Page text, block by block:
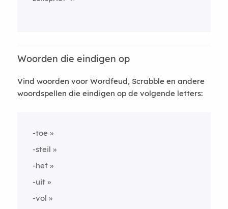
Woorden die eindigen op
Vind woorden voor Wordfeud, Scrabble en andere
woordspellen die eindigen op de volgende letters:
-toe
-steil
-het
-uit
-vol